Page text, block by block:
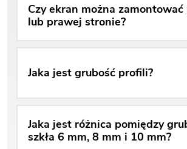
Czy ekran można
lub prawej stronie?
Jaka jest grubość profili?
Jaka jest różnica pomiędzy
szkła 6 mm, 8 mm i 10 mm?